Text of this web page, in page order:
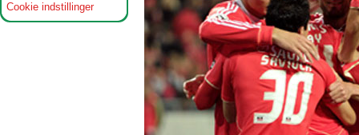
Cookie indstillinger